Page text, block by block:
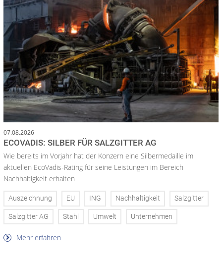
07.08.2026
ECOVADIS: SILBER FÜR SALZGITTER AG
Wie bereits im Vorjahr hat der Konzern eine Silbermedaille im
aktuellen EcoVadis-Rating für seine Leistungen im Bereich
Nachhaltigkeit erhalten
Auszeichnung EU ING Nachhaltigkeit Salzgitter
Salzgitter AG Stahl Umwelt Unternehmen
Mehr erfahren